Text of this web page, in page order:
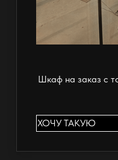
Шкаф на заказ с
ХОЧУ ТАКУЮ